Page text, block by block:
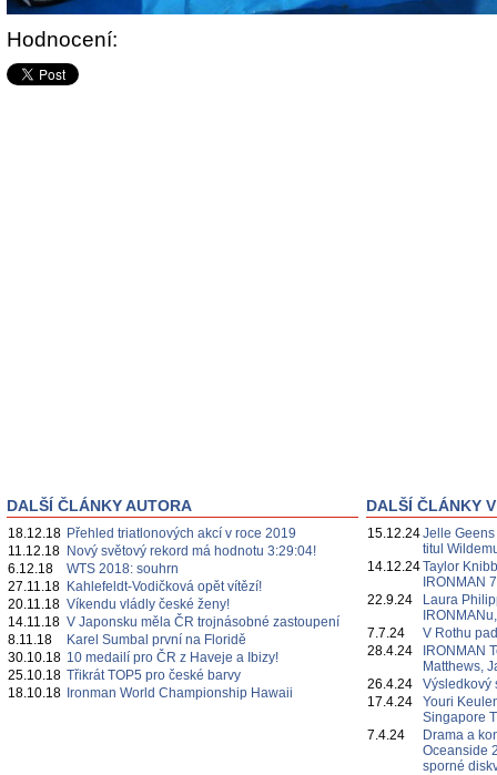
Hodnocení:
DALŠÍ ČLÁNKY AUTORA
18.12.18 Přehled triatlonových akcí v roce 2019
11.12.18 Nový světový rekord má hodnotu 3:29:04!
6.12.18
WTS 2018: souhrn
27.11.18 Kahlefeldt-Vodičková opět vítězí!
20.11.18 Víkendu vládly české ženy!
14.11.18 V Japonsku měla ČR trojnásobné zastoupení
8.11.18
Karel Sumbal první na Floridě
30.10.18 10 medailí pro ČR z Haveje a Ibizy!
25.10.18 Třikrát TOP5 pro české barvy
18.10.18 Ironman World Championship Hawaii
DALŠÍ ČLÁNKY
15.12.24Jelle
titul
14.12.24Taylor
IRONMAN
22.9.24
Laura
7.7.24
V Rothu
28.4.24
IRONMAN
Matthews,
26.4.24
Výsledkový
17.4.24
Youri
Singapore
7.4.24
Drama a
Oceanside
sporné